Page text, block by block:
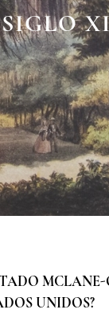
UNIDOS?